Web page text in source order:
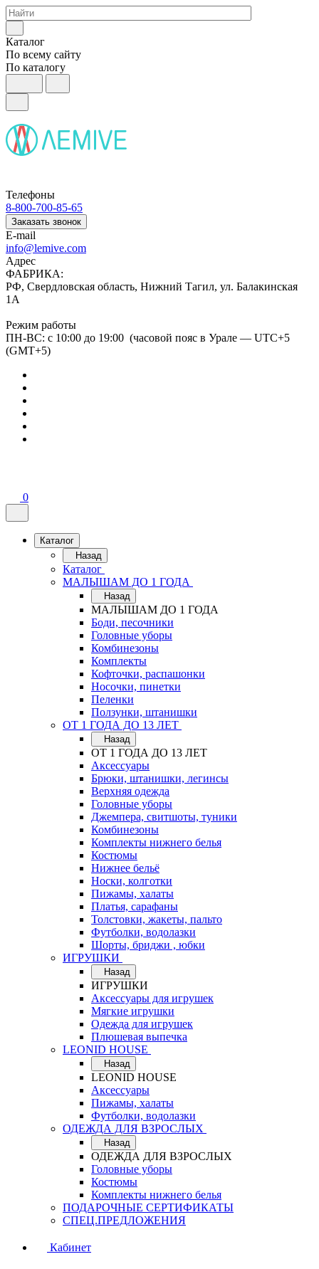
Каталог
По всему сайту
По каталогу
Телефоны
8-800-700-85-65
Заказать звонок
E-mail
info@lemive.com
Адрес
ФАБРИКА:
РФ, Свердловская область, Нижний Тагил, ул. Балакинская
1А
Режим работы
ПН-ВС: с 10:00 до 19:00 (часовой пояс в Урале — UTC+5
(GMT+5)
0
Каталог
Назад
Каталог
МАЛЫШАМ ДО 1 ГОДА
Назад
МАЛЫШАМ ДО 1 ГОДА
Боди, песочники
Головные уборы
Комбинезоны
Комплекты
Кофточки, распашонки
Носочки, пинетки
Пеленки
Ползунки, штанишки
ОТ 1 ГОДА ДО 13 ЛЕТ
Назад
ОТ 1 ГОДА ДО 13 ЛЕТ
Аксессуары
Брюки, штанишки, легинсы
Верхняя одежда
Головные уборы
Джемпера, свитшоты, туники
Комбинезоны
Комплекты нижнего белья
Костюмы
Нижнее бельё
Носки, колготки
Пижамы, халаты
Платья, сарафаны
Толстовки, жакеты, пальто
Футболки, водолазки
Шорты, бриджи , юбки
ИГРУШКИ
Назад
ИГРУШКИ
Аксессуары для игрушек
Мягкие игрушки
Одежда для игрушек
Плюшевая выпечка
LEONID HOUSE
Назад
LEONID HOUSE
Аксессуары
Пижамы, халаты
Футболки, водолазки
ОДЕЖДА ДЛЯ ВЗРОСЛЫХ
Назад
ОДЕЖДА ДЛЯ ВЗРОСЛЫХ
Головные уборы
Костюмы
Комплекты нижнего белья
ПОДАРОЧНЫЕ СЕРТИФИКАТЫ
СПЕЦ.ПРЕДЛОЖЕНИЯ
Кабинет